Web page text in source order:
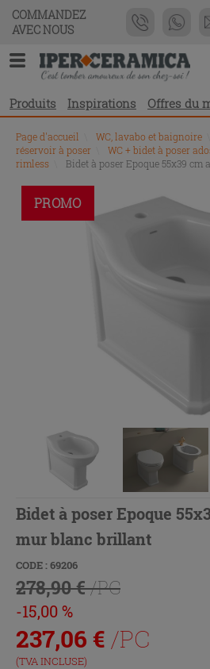
COMMANDEZ
AVEC NOUS
Produits Inspirations Offres du
Page d'accueil WC, lavabo et baignoire
réservoir à poser
WC + bidet à poser
rimless
Bidet à poser Epoque 55x39
PROMO
Bidet à poser Epoque
mur blanc brillant
CODE : 69206
278,90 €/PC
-15,00 %
237,06 € /PC
(TVA INCLUSE)